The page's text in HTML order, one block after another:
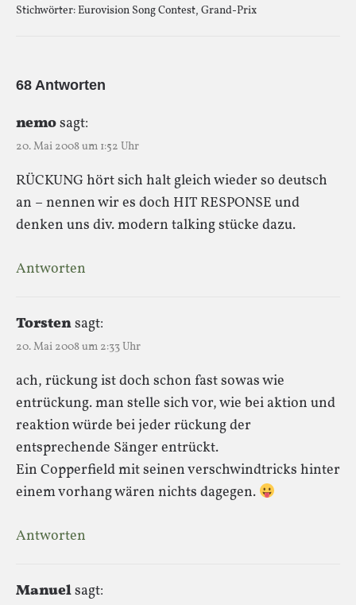
Stichwörter:Eurovision Song Contest, Grand-Prix
68 Antworten
nemosagt:
20. Mai 2008 um 1:52 Uhr
RÜCKUNG hört sich halt gleich wieder so deutsch
an – nennen wir es doch HIT RESPONSE und
denken uns div. modern talking stücke dazu.
Antworten
Torstensagt:
20. Mai 2008 um 2:33 Uhr
ach, rückung ist doch schon fast sowas wie
entrückung. man stelle sich vor, wie bei aktion und
reaktion würde bei jeder rückung der
entsprechende Sänger entrückt.
Ein Copperfield mit seinen verschwindtricks hinter
einem vorhang wären nichts dagegen.
Antworten
Manuelsagt: